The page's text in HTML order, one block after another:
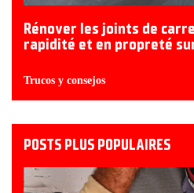
Rénover les joints de
rapidité et en propreté
Trucos y consejos
POSTS PLUS POPULAIRES